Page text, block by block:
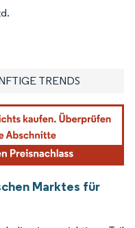
TRENDS
Marktes für